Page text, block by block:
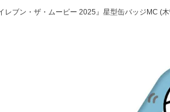
レブン・ザ・ムービー 2025』星型缶バッジMC (